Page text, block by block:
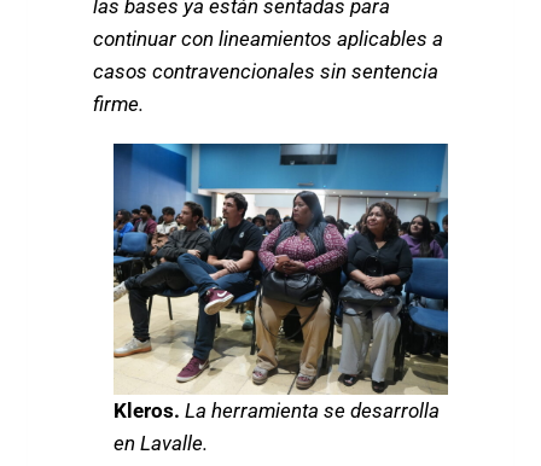
las bases ya están sentadas para
continuar con lineamientos aplicables a
casos contravencionales sin sentencia
firme.
Kleros. La herramienta se desarrolla
en Lavalle.